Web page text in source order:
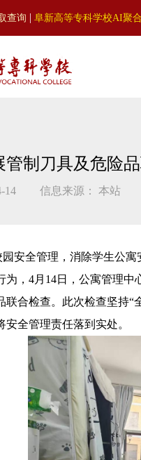
查询 | 阜新高等专科学校AI聚
管制刀具及危险
14 信息来源： 本站
安全管理，消除学生公
为，4月14日，公寓管理
联合检查。此次检查坚持“
安全管理责任落到实处。